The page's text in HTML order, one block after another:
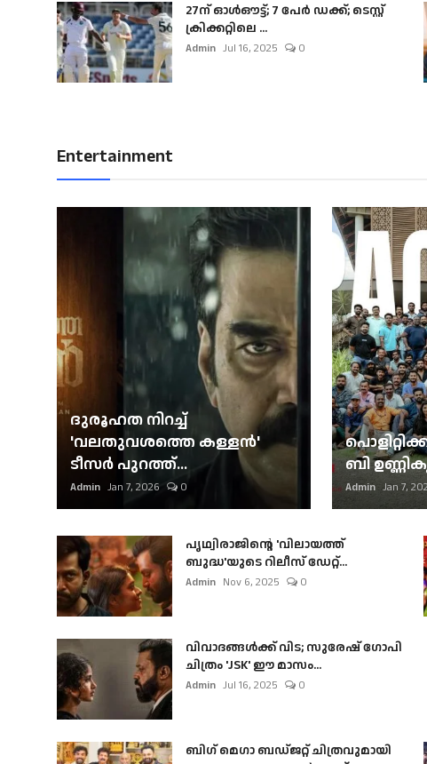
27ന് ഓൾഔട്ട്; 7 പേർ ഡക്ക്; ടെസ്റ്റ്
ക്രിക്കറ്റിലെ ...
Admin Jul 16, 2025 0
Entertainment
ദുരൂഹത നിറച്ച്
'വലതുവശത്തെ കള്ളന്‍'
ടീസര്‍ പുറത്ത്...
Admin Jan 7, 2026 0
ബി
Admin Jan 7,
പൃഥ്വിരാജിന്റെ 'വിലായത്ത്
ബുദ്ധ'യുടെ റിലീസ് ഡേറ്റ്...
Admin Nov 6, 2025 0
വിവാദങ്ങൾക്ക് വിട; സുരേഷ് ഗോപി
ചിത്രം 'JSK' ഈ മാസം...
Admin Jul 16, 2025 0
ബി​ഗ് മെഗാ ബഡ്ജറ്റ് ചിത്രവുമായി